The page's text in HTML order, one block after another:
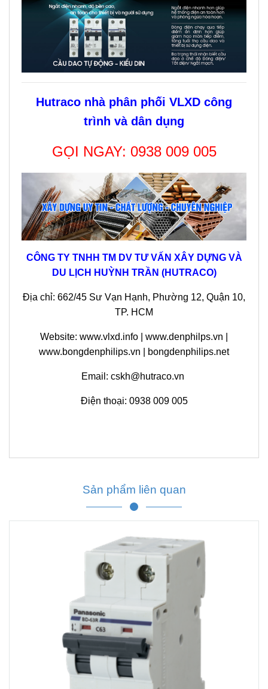
Hutraco nhà phân phối VLXD công
trình và dân dụng
GỌI NGAY: 0938 009 005
CÔNG TY TNHH TM DV TƯ VẤN XÂY DỰNG VÀ
DU LỊCH HUỲNH TRẦN (HUTRACO)
Địa chỉ: 662/45 Sư Vạn Hạnh, Phường 12, Quận 10,
TP. HCM
Website: www.vlxd.info | www.denphilps.vn |
www.bongdenphilips.vn | bongdenphilips.net
Email: cskh@hutraco.vn
Điện thoại: 0938 009 005
Sản phẩm liên quan